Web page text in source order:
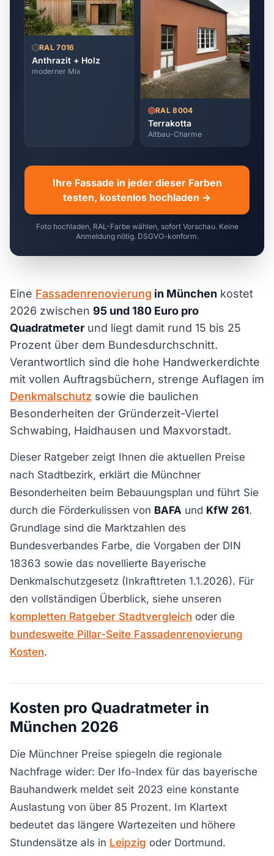
RAL 7016
Anthrazit + Holz
moderner Mix
RAL 8004
Terrakotta
Altbau-Charme
Ihre Fassade in jeder dieser Farben
testen, kostenlos hochladen →
Foto hochladen, RAL-Farbe wählen, sofort Vorschau. Keine
Anmeldung nötig. DSGVO-konform.
Eine Fassadenrenovierung in München kostet
2026 zwischen 95 und 180 Euro pro
Quadratmeter und liegt damit rund 15 bis 25
Prozent über dem Bundesdurchschnitt.
Verantwortlich sind die hohe Handwerkerdichte
mit vollen Auftragsbüchern, strenge Auflagen im
Denkmalschutz sowie die baulichen
Besonderheiten der Gründerzeit-Viertel
Schwabing, Haidhausen und Maxvorstadt.
Dieser Ratgeber zeigt Ihnen die aktuellen Preise
nach Stadtbezirk, erklärt die Münchner
Besonderheiten beim Bebauungsplan und führt Sie
durch die Förderkulissen von BAFA und KfW 261.
Grundlage sind die Marktzahlen des
Bundesverbandes Farbe, die Vorgaben der DIN
18363 sowie das novellierte Bayerische
Denkmalschutzgesetz (Inkrafttreten 1.1.2026). Für
den vollständigen Überblick, siehe unseren
kompletten Ratgeber Stadtvergleich oder die
bundesweite Pillar-Seite Fassadenrenovierung
Kosten.
Kosten pro Quadratmeter in
München 2026
Die Münchner Preise spiegeln die regionale
Nachfrage wider: Der Ifo-Index für das bayerische
Bauhandwerk meldet seit 2023 eine konstante
Auslastung von über 85 Prozent. Im Klartext
bedeutet das längere Wartezeiten und höhere
Stundensätze als in Leipzig oder Dortmund.